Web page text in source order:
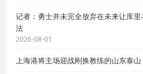
记者：勇士并未完全放弃在未来让库
法
2026-08-01
上海港将主场迎战刚换教练的山东泰山